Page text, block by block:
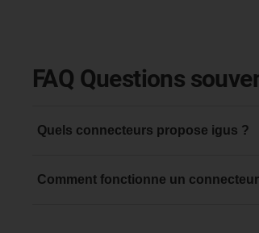
FAQ Questions
Quels connecteurs propose igus ?
Câbles de signaux et connecteurs
Comment fonctionne un